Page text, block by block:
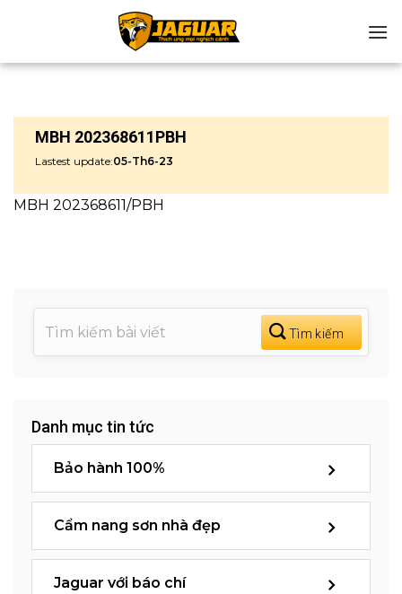
MBH 202368611PBH
Lastest update:05-Th6-23
MBH 202368611/PBH
Danh mục tin tức
Bảo hành 100%
Cẩm nang sơn nhà đẹp
Jaguar với báo chí